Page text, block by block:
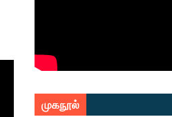
முகநூல்